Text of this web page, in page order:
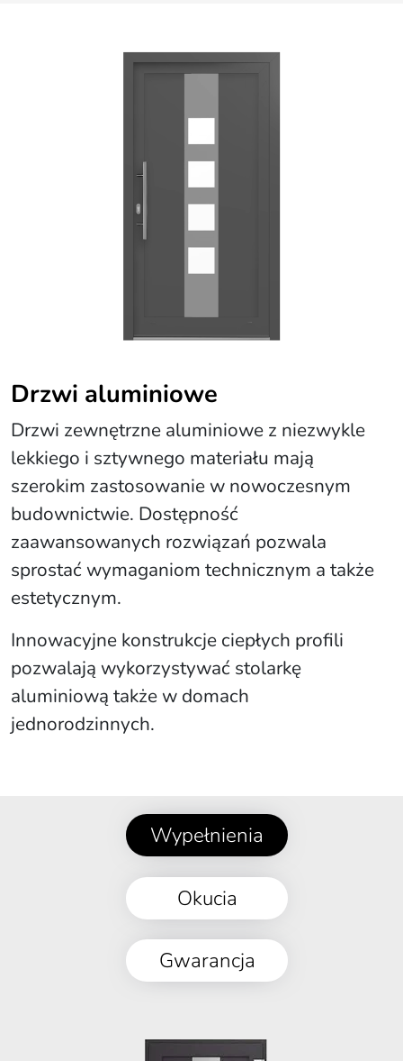
Drzwi aluminiowe
Drzwi zewnętrzne aluminiowe z niezwykle
lekkiego i sztywnego materiału mają
szerokim zastosowanie w nowoczesnym
budownictwie. Dostępność
zaawansowanych rozwiązań pozwala
sprostać wymaganiom technicznym a także
estetycznym.
Innowacyjne konstrukcje ciepłych profili
pozwalają wykorzystywać stolarkę
aluminiową także w domach
jednorodzinnych.
Wypełnienia
Okucia
Gwarancja